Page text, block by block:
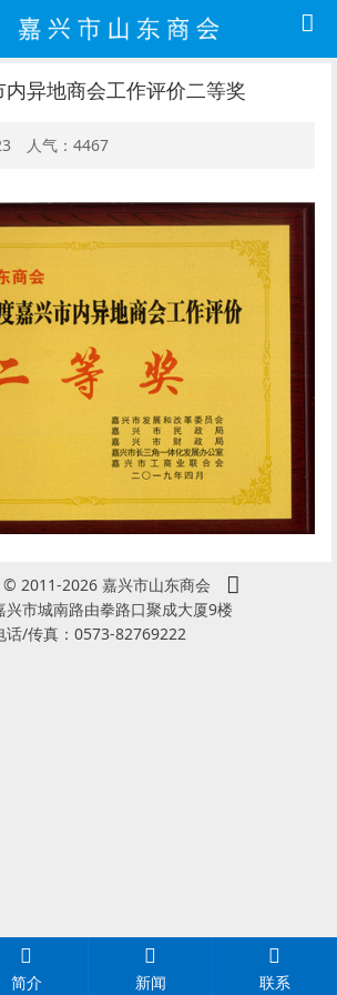
异地商会工作评价二等奖
人气：4467
© 2011-2026 嘉兴市山东商会
兴市城南路由拳路口聚成大厦9楼
话/传真：0573-82769222
简介 新闻 联系